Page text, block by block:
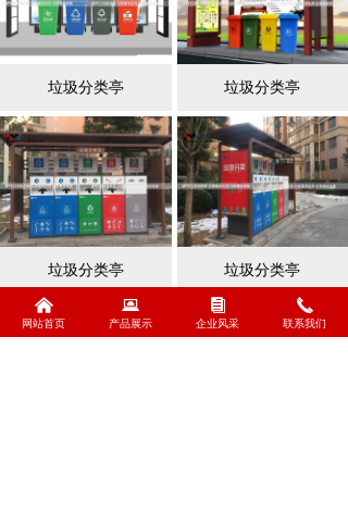
垃圾分类亭 垃圾分类亭
垃圾分类亭 垃圾分类亭
查看更多
낀
网站首页
뀵
产品展示
뀴
企业风采
끅
联系我们